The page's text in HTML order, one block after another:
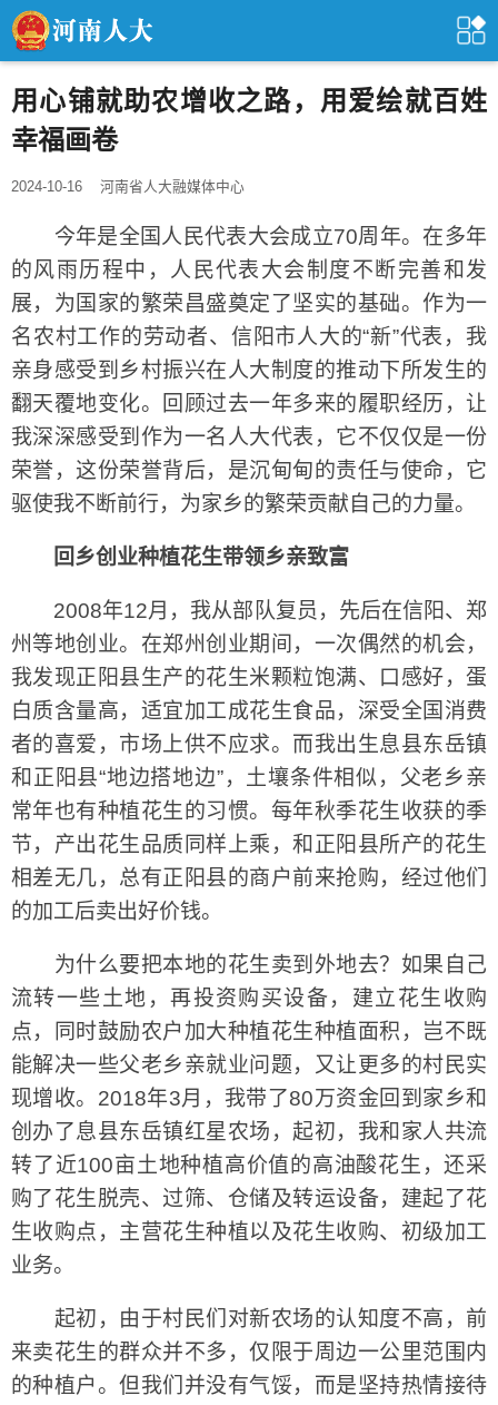
用心铺就助农增收之路，用爱绘就百姓
幸福画卷
2024-10-16 河南省人大融媒体中心
今年是全国人民代表大会成立70周年。在多年
的风雨历程中，人民代表大会制度不断完善和发
展，为国家的繁荣昌盛奠定了坚实的基础。作为一
名农村工作的劳动者、信阳市人大的“新”代表，我
亲身感受到乡村振兴在人大制度的推动下所发生的
翻天覆地变化。回顾过去一年多来的履职经历，让
我深深感受到作为一名人大代表，它不仅仅是一份
荣誉，这份荣誉背后，是沉甸甸的责任与使命，它
驱使我不断前行，为家乡的繁荣贡献自己的力量。
回乡创业种植花生带领乡亲致富
2008年12月，我从部队复员，先后在信阳、郑
州等地创业。在郑州创业期间，一次偶然的机会，
我发现正阳县生产的花生米颗粒饱满、口感好，蛋
白质含量高，适宜加工成花生食品，深受全国消费
者的喜爱，市场上供不应求。而我出生息县东岳镇
和正阳县“地边搭地边”，土壤条件相似，父老乡亲
常年也有种植花生的习惯。每年秋季花生收获的季
节，产出花生品质同样上乘，和正阳县所产的花生
相差无几，总有正阳县的商户前来抢购，经过他们
的加工后卖出好价钱。
为什么要把本地的花生卖到外地去？如果自己
流转一些土地，再投资购买设备，建立花生收购
点，同时鼓励农户加大种植花生种植面积，岂不既
能解决一些父老乡亲就业问题，又让更多的村民实
现增收。2018年3月，我带了80万资金回到家乡和
创办了息县东岳镇红星农场，起初，我和家人共流
转了近100亩土地种植高价值的高油酸花生，还采
购了花生脱壳、过筛、仓储及转运设备，建起了花
生收购点，主营花生种植以及花生收购、初级加工
业务。
起初，由于村民们对新农场的认知度不高，前
来卖花生的群众并不多，仅限于周边一公里范围内
的种植户。但我们并没有气馁，而是坚持热情接待